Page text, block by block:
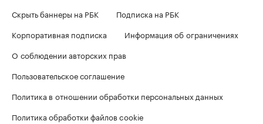
Скрыть баннеры на РБК
Подписка на РБК
Корпоративная подписка
Информация об ограничениях
О соблюдении авторских прав
Пользовательское соглашение
Политика в отношении обработки персональных данных
Политика обработки файлов cookie